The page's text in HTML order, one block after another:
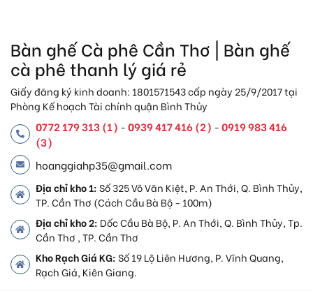
Bàn ghế Cà phê Cần Thơ | Bàn ghế
cà phê thanh lý giá rẻ
Giấy đăng ký kinh doanh: 1801571543 cấp ngày 25/9/2017 tại
Phòng Kế hoạch Tài chính quận Bình Thủy
0772 179 313 (1) -0939 417 416 (2) -0919 983 416
(3)
hoanggiahp35@gmail.com
Địa chỉ kho 1:Số 325 Võ Văn Kiệt, P. An Thới, Q. Bình Thủy,
TP. Cần Thơ (Cách Cầu Bà Bộ - 100m)
Địa chỉ kho 2: Dốc Cầu Bà Bộ, P. An Thới, Q. Bình Thủy, Tp.
Cần Thơ , TP. Cần Thơ
Kho Rạch Giá KG:Số 19 Lộ Liên Hương, P. Vĩnh Quang,
Rạch Giá, Kiên Giang.